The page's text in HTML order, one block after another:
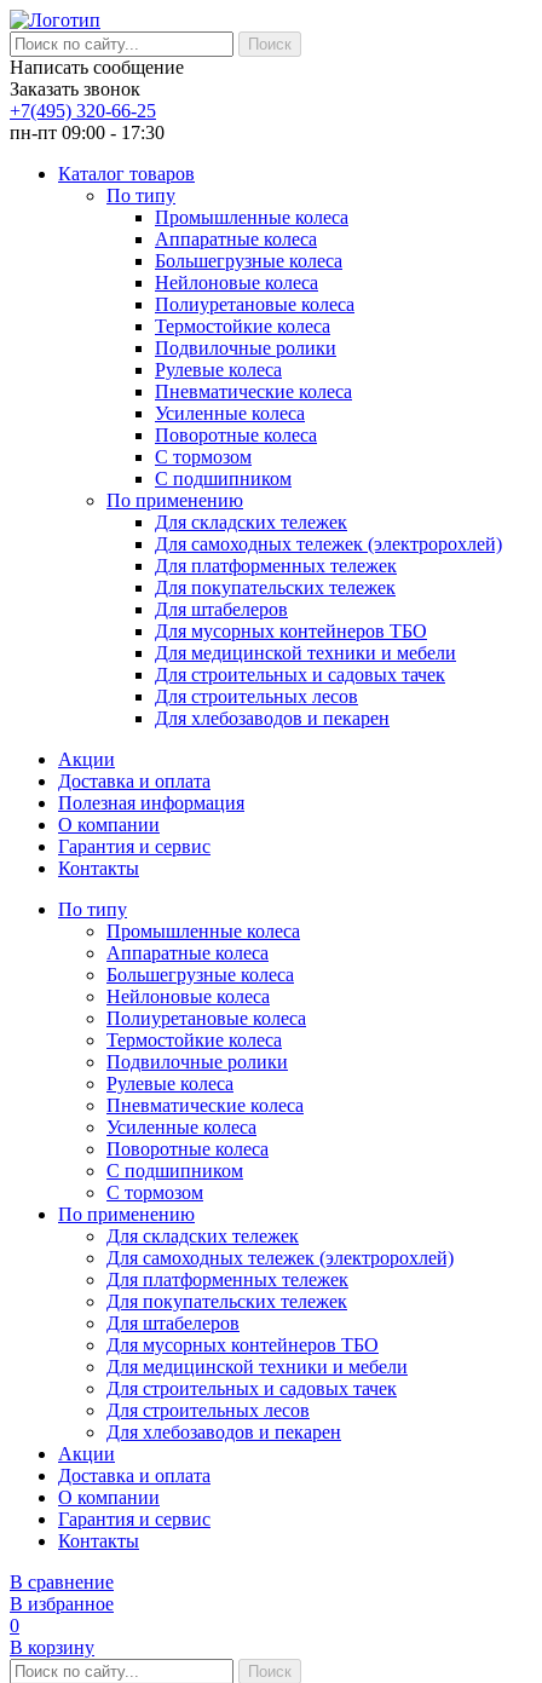
Написать сообщение
Заказать звонок
+7(495) 320-66-25
пн-пт 09:00 - 17:30
Каталог товаров
По типу
Промышленные колеса
Аппаратные колеса
Большегрузные колеса
Нейлоновые колеса
Полиуретановые колеса
Термостойкие колеса
Подвилочные ролики
Рулевые колеса
Пневматические колеса
Усиленные колеса
Поворотные колеса
С тормозом
С подшипником
По применению
Для складских тележек
Для самоходных тележек (электророхлей)
Для платформенных тележек
Для покупательских тележек
Для штабелеров
Для мусорных контейнеров ТБО
Для медицинской техники и мебели
Для строительных и садовых тачек
Для строительных лесов
Для хлебозаводов и пекарен
Акции
Доставка и оплата
Полезная информация
О компании
Гарантия и сервис
Контакты
По типу
Промышленные колеса
Аппаратные колеса
Большегрузные колеса
Нейлоновые колеса
Полиуретановые колеса
Термостойкие колеса
Подвилочные ролики
Рулевые колеса
Пневматические колеса
Усиленные колеса
Поворотные колеса
С подшипником
С тормозом
По применению
Для складских тележек
Для самоходных тележек (электророхлей)
Для платформенных тележек
Для покупательских тележек
Для штабелеров
Для мусорных контейнеров ТБО
Для медицинской техники и мебели
Для строительных и садовых тачек
Для строительных лесов
Для хлебозаводов и пекарен
Акции
Доставка и оплата
О компании
Гарантия и сервис
Контакты
В сравнение
В избранное
0
В корзину